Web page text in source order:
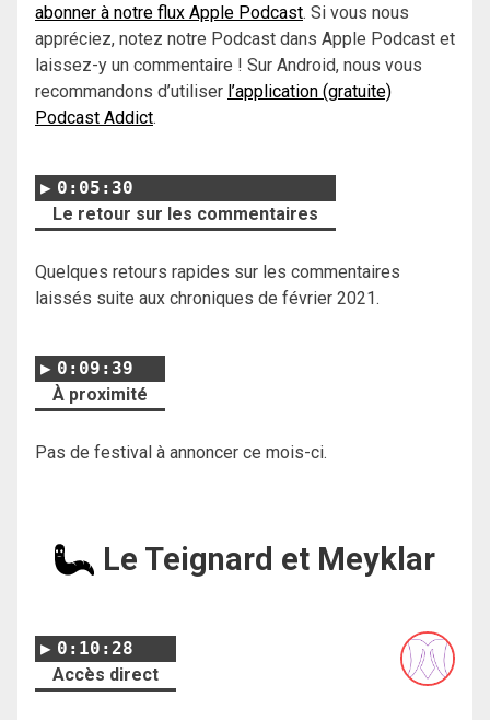
abonner à notre flux Apple Podcast. Si vous nous
appréciez, notez notre Podcast dans Apple Podcast et
laissez-y un commentaire ! Sur Android, nous vous
recommandons d’utiliser l’application (gratuite)
Podcast Addict.
0:05:30
Le retour sur les commentaires
Quelques retours rapides sur les commentaires
laissés suite aux chroniques de février 2021.
0:09:39
À proximité
Pas de festival à annoncer ce mois-ci.
Le Teignard et Meyklar
0:10:28
Accès direct